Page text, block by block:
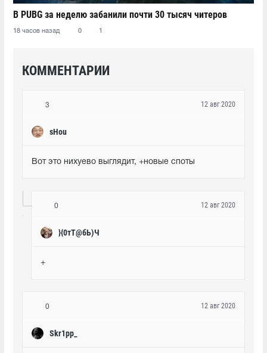
В PUBG за неделю забанили почти 30 тысяч читеров
18 часов назад 0 1
КОММЕНТАРИИ
3
sHou
12 авг 2020
Вот это нихуево выглядит, +новые споты
0
}{0тТ@бЬ)Ч
12 авг 2020
+
0
Skr1pp_
12 авг 2020